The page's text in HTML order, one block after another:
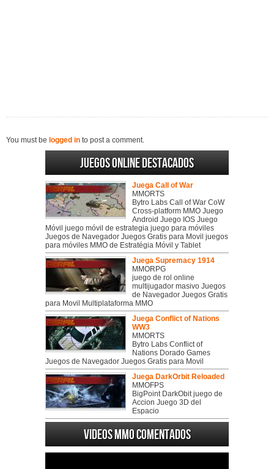
You must be logged in to post a comment.
Juegos online destacados
Juega Call of War
MMORTS
Bytro Labs Call of War CoW
Cross-platform MMO Juego
Android Juego IOS Juego
Móvil juego móvil de estrategia juego para móviles
Juegos de Navegador Juegos Gratis para Movil juegos
para móviles MMO de Estratégia Móvil y Tablet
Juega Supremacy 1914
MMORPG
juego de rol online
multijugador masivo Juegos
de Navegador Juegos Gratis
para Movil Multiplataforma MMO
Juega Conflict of Nations
WW3
MMORTS
Bytro Labs Conflict of
Nations Dorado Games
Juegos de Navegador Juegos Gratis para Movil
Juega DarkOrbit Reloaded
MMOFPS
BigPoint DarkObit juego de
Accion Juego 3D del
Espacio
Videos MMO Comentados